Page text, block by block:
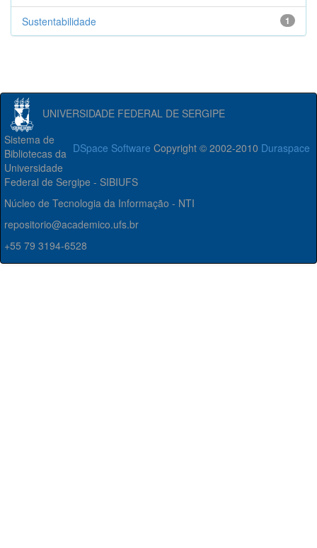
1
Sustentabilidade
UNIVERSIDADE FEDERAL DE SERGIPE
DSpace Software Copyright © 2002-2010 Duraspace
Sistema de
Bibliotecas da
Universidade
Federal de Sergipe - SIBIUFS
Núcleo de Tecnologia da Informação - NTI
repositorio@academico.ufs.br
+55 79 3194-6528